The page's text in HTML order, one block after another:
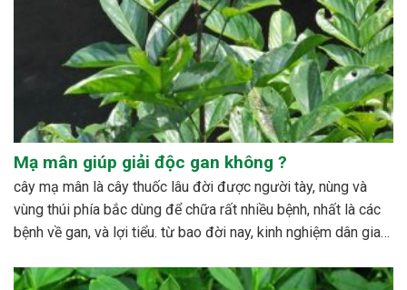
Mạ mân giúp giải độc gan không ?
cây mạ mân là cây thuốc lâu đời được người tày, nùng và
vùng thúi phía bắc dùng để chữa rất nhiều bệnh, nhất là các
bệnh về gan, và lợi tiểu. từ bao đời nay, kinh nghiệm dân gian